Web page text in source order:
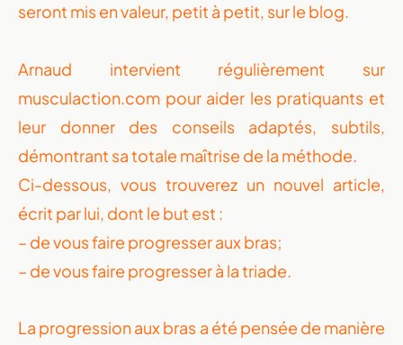
seront mis en valeur, petit à petit, sur le blog.
Arnaud intervient régulièrement sur
musculaction.com pour aider les pratiquants et
leur donner des conseils adaptés, subtils,
démontrant sa totale maîtrise de la méthode.
Ci-dessous, vous trouverez un nouvel article,
écrit par lui, dont le but est :
– de vous faire progresser aux bras;
– de vous faire progresser à la triade.
La progression aux bras a été pensée de manière